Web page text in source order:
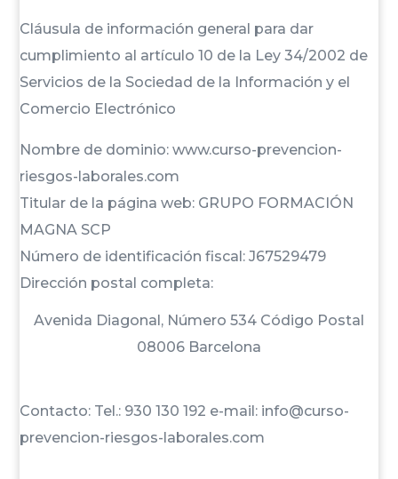
Cláusula de información general para dar
cumplimiento al artículo 10 de la Ley 34/2002 de
Servicios de la Sociedad de la Información y el
Comercio Electrónico
Nombre de dominio: www.curso-prevencion-
riesgos-laborales.com
Titular de la página web: GRUPO FORMACIÓN
MAGNA SCP
Número de identificación fiscal: J67529479
Dirección postal completa:
Avenida Diagonal, Número 534 Código Postal
08006 Barcelona
Contacto: Tel.: 930 130 192 e-mail: info@curso-
prevencion-riesgos-laborales.com